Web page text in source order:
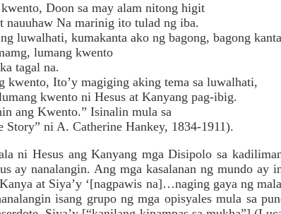
Doon sa may alam nitong higit
Na marinig ito tulad ng iba.
luwalhati, kumakanta ako ng bagong, bagong
lumang kwento
tagal na.
Ito’y magiging aking tema sa luwalhati,
kwento ni Hesus at Kanyang pag-ibig.
Kwento.” Isinalin mula sa
ni A. Catherine Hankey, 1834-1911).
ni Hesus ang Kanyang mga Disipolo sa
ay nanalangin. Ang mga kasalanan ng mundo ay
at Siya’y ‘[nagpawis na]…naging gaya ng
isang grupo ng mga opisyales mula sa